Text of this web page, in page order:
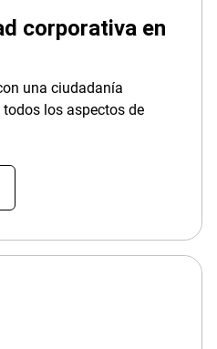
corporativa en
una ciudadanía
los aspectos de